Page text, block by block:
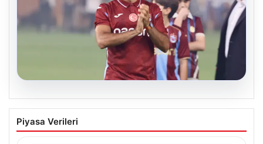
Salah Göztepe maçında oynayacak mı?
Salah Göztepe maçında neden yok?
Piyasa Verileri